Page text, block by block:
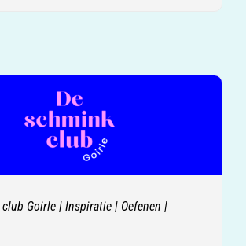
Goirle | Inspiratie | Oefenen |